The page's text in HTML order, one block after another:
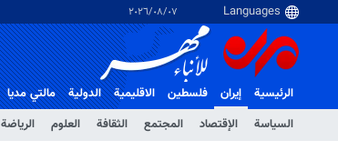
٠٧‏/٠٨‏/٢٠٢٦
الرئيسية
إيران
السياسة
الإقتصاد المجتمع الثقافة العلوم الرياضة
فلسطین الاقلیمیة الدولية مالتي مدیا